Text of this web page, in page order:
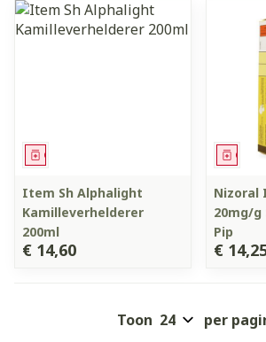
Geneesmiddel
Item Sh Alphalight
Kamilleverhelderer
200ml
€ 14,60
Nizoral
20mg/g
Pip
€
Toon per